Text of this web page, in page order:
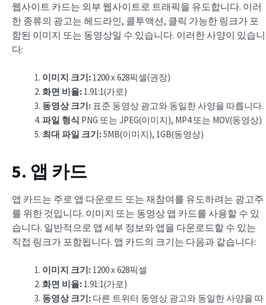
웹사이트 카드는 외부 웹사이트로 트래픽을 유도합니다. 이러
한 종류의 광고는 헤드라인, 콜투액션, 클릭 가능한 링크가 포
함된 이미지 또는 동영상일 수 있습니다. 이러한 사양이 있습니
다:
이미지 크기: 1200 x 628픽셀(권장)
화면 비율: 1.91:1(가로)
동영상 크기: 표준 동영상 광고와 동일한 사양을 따릅니다.
파일 형식 PNG 또는 JPEG(이미지), MP4 또는 MOV(동영상)
최대 파일 크기:5MB(이미지), 1GB(동영상)
5. 앱 카드
앱 카드는 주로 앱 다운로드 또는 재참여를 유도하려는 광고주
를 위한 것입니다. 이미지 또는 동영상 앱 카드를 사용할 수 있
습니다. 일반적으로 앱 세부 정보와 앱을 다운로드할 수 있는
직접 링크가 포함됩니다. 앱 카드의 크기는 다음과 같습니다:
이미지 크기: 1200 x 628픽셀
화면 비율: 1.91:1(가로)
동영상 크기: 다른 트위터 동영상 광고와 동일한 사양을 따